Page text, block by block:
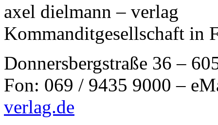
axel dielmann – verlag
Kommanditgesellschaft in
Donnersbergstraße 36 –
Fon: 069 / 9435 9000 –
verlag.de